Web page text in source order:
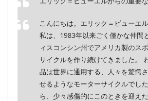
こんにちは。エリック＝ビューエル
私は、1983年以来ごく僅かな仲間
ィスコンシン州でアメリカ製のス
サイクルを作り続けてきました。
品は世界に通用する、人々を驚愕
せるようなモーターサイクルでし
ら、少々感傷的にこのときを迎え